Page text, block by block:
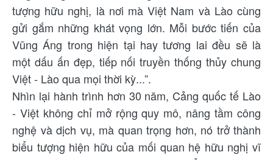
tượng hữu nghị, là nơi mà Việt Nam và Lào cùng
gửi gắm những khát vọng lớn. Mỗi bước tiến của
Vũng Áng trong hiện tại hay tương lai đều sẽ là
một dấu ấn đẹp, tiếp nối truyền thống thủy chung
Việt - Lào qua mọi thời kỳ...”.
Nhìn lại hành trình hơn 30 năm, Cảng quốc tế Lào
- Việt không chỉ mở rộng quy mô, nâng tầm công
nghệ và dịch vụ, mà quan trọng hơn, nó trở thành
biểu tượng hiện hữu của mối quan hệ hữu nghị vĩ